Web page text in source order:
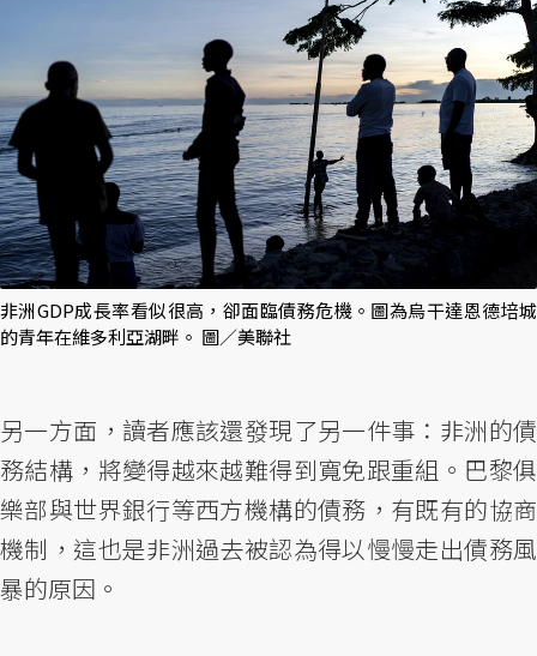
非洲GDP成長率看似很高，卻面臨債務危機。圖為烏干達恩德培城
的青年在維多利亞湖畔。 圖／美聯社
另一方面，讀者應該還發現了另一件事：非洲的債
務結構，將變得越來越難得到寬免跟重組。巴黎俱
樂部與世界銀行等西方機構的債務，有既有的協商
機制，這也是非洲過去被認為得以慢慢走出債務風
暴的原因。